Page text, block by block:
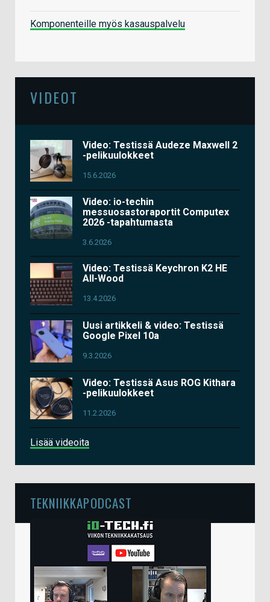
Komponenteille myös kasauspalvelu
VIDEOT
Video: Testissä Audeze Maxwell 2
-pelikuulokkeet
15.6.2026
Video: io-techin
messuosastoraportit Computex
2026 -tapahtumasta
3.6.2026
Video: Testissä Keychron K2 HE
All-Wood
13.4.2026
Uusi artikkeli & video: Testissä
Google Pixel 10a
9.3.2026
Video: Testissä Asus ROG Kithara
-pelikuulokkeet
11.2.2026
Lisää videoita
TEKNIIKKAPODCAST